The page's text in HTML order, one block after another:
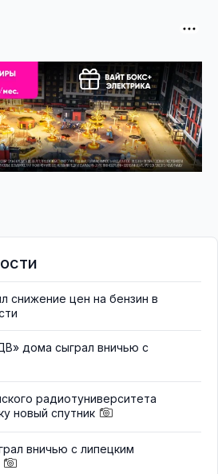
снижение цен на бензин в
дома сыграл вничью с
радиотуниверситета
новый спутник
вничью с липецким